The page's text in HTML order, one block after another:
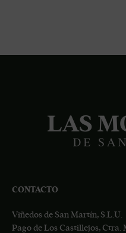
CONTACTO
Viñedos de San Martín, S.L.U.
Pago de Los Castillejos, Ctra.